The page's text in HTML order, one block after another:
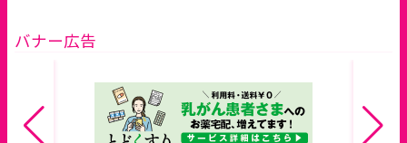
バナー広告